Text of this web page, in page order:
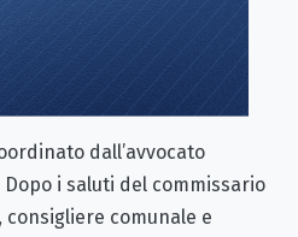
dall’avvocato
Dopo i saluti del commissario
comunale e